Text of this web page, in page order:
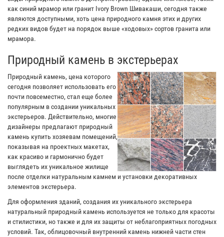
как синий мрамор или гранит Ivory Brown Шивакаши, сегодня также
являются доступными, хоть цена природного камня этих и других
редких видов будет на порядок выше «ходовых» сортов гранита или
мрамора.
Природный камень в экстерьерах
Природный камень, цена которого
сегодня позволяет использовать его
почти повсеместно, стал еще более
популярным в создании уникальных
экстерьеров. Действительно, многие
дизайнеры предлагают природный
камень купить хозяевам помещений,
показывая на проектных макетах,
как красиво и гармонично будет
выглядеть их уникальное жилище
после отделки натуральным камнем и установки декоративных
элементов экстерьера.
Для оформления зданий, создания их уникального экстерьера
натуральный природный камень используется не только для красоты
и стилистики, но также и для их защиты от неблагоприятных погодных
условий. Так, облицовочный внутренний камень нижней части стен